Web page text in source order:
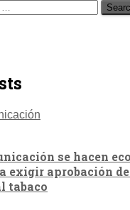
se hacen
exigir aprobación
tabaco